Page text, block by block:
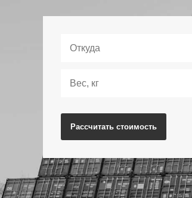
Рассчитать стоимость